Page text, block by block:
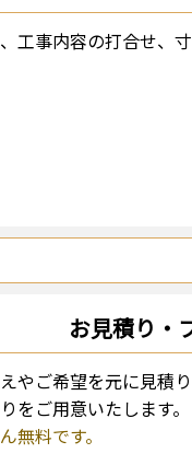
工事内容の打合せ、
お見積り・
やご希望を元に見積
をご用意いたします。
無料です。